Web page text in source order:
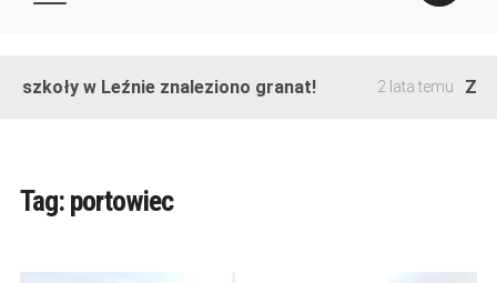
szkoły w Leźnie znaleziono granat! 2 lata temu
Tag: portowiec